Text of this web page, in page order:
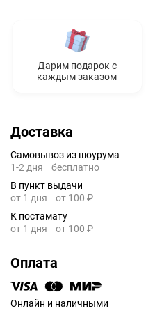
Дарим подарок с
каждым заказом
Доставка
Самовывоз из шоурума
1-2 дня
бесплатно
В пункт выдачи
от 1 дня
от 100 ₽
К постамату
от 1 дня
от 100 ₽
Оплата
Онлайн и наличными